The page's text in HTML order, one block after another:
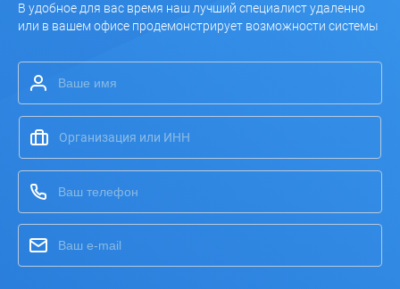
В удобное для вас время наш лучший специалист удаленно
или в вашем офисе продемонстрирует возможности системы